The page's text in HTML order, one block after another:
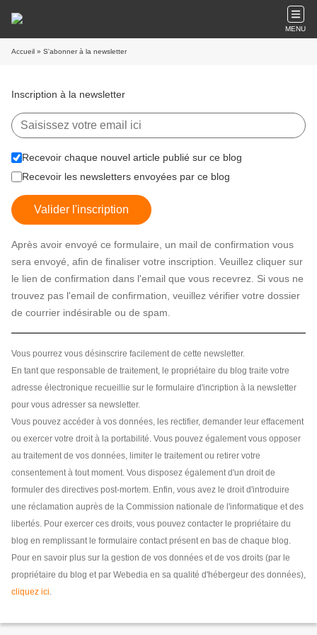
MENU
Accueil » S'abonner à la newsletter
Inscription à la newsletter
Recevoir chaque nouvel article publié sur ce blog
Recevoir les newsletters envoyées par ce blog
Valider l'inscription
Après avoir envoyé ce formulaire, un mail de confirmation vous
sera envoyé, afin de finaliser votre inscription. Veuillez cliquer sur
le lien de confirmation dans l'email que vous recevrez. Si vous ne
trouvez pas l'email de confirmation, veuillez vérifier votre dossier
de courrier indésirable ou de spam.
Vous pourrez vous désinscrire facilement de cette newsletter.
En tant que responsable de traitement, le propriétaire du blog traite votre
adresse électronique recueillie sur le formulaire d'incription à la newsletter
pour vous adresser sa newsletter.
Vous pouvez accéder à vos données, les rectifier, demander leur effacement
ou exercer votre droit à la portabilité. Vous pouvez également vous opposer
au traitement de vos données, limiter le traitement ou retirer votre
consentement à tout moment. Vous disposez également d'un droit de
formuler des directives post-mortem. Enfin, vous avez le droit d'introduire
une réclamation auprès de la Commission nationale de l'informatique et des
libertés. Pour exercer ces droits, vous pouvez contacter le propriétaire du
blog en remplissant le formulaire contact présent en bas de chaque blog.
Pour en savoir plus sur la gestion de vos données et de vos droits (par le
propriétaire du blog et par Webedia en sa qualité d'hébergeur des données),
cliquez ici.